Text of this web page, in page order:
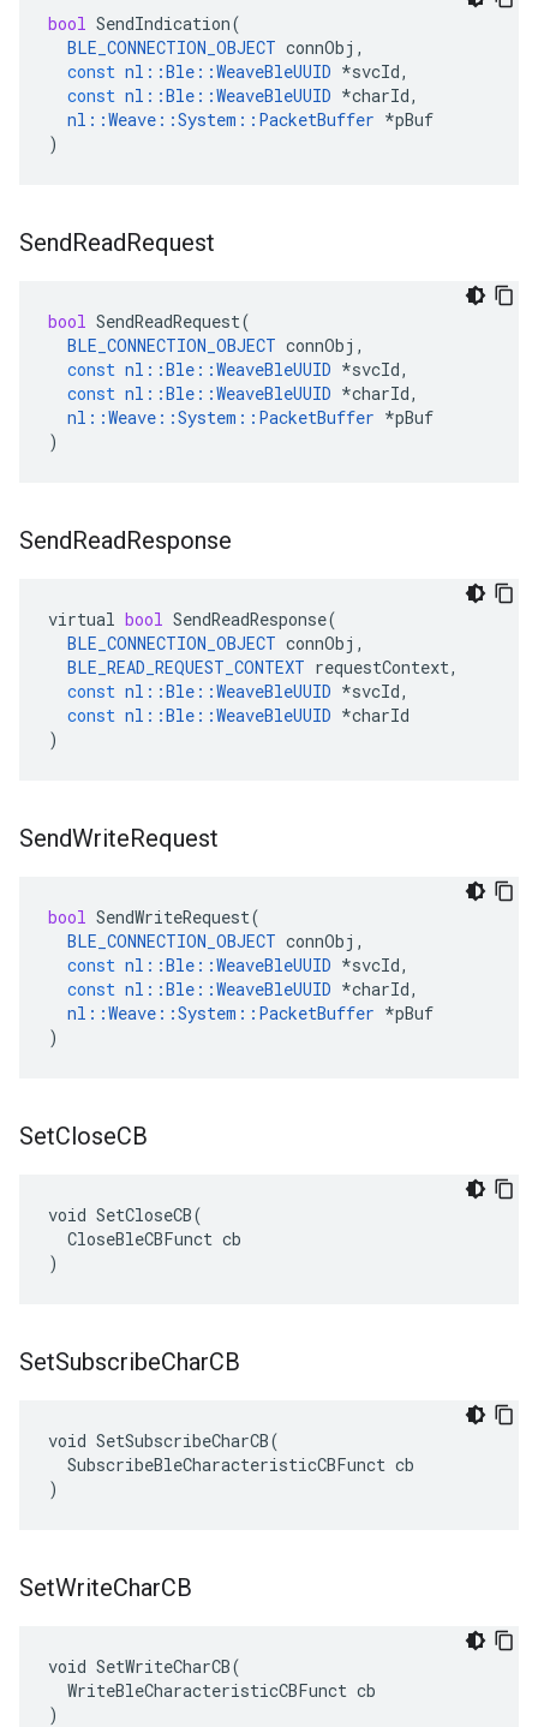
bool SendIndication(
BLE_CONNECTION_OBJECT connObj ,
const nl ::Ble ::WeaveBleUUID *svcId,
const nl ::Ble ::WeaveBleUUID *charId,
nl ::Weave ::System :: PacketBuffer *pBuf
)
SendReadRequest
bool SendReadRequest(
BLE_CONNECTION_OBJECT connObj ,
const nl ::Ble ::WeaveBleUUID *svcId,
const nl ::Ble ::WeaveBleUUID *charId,
nl ::Weave ::System :: PacketBuffer *pBuf
)
SendReadResponse
virtual bool SendReadResponse(
BLE_CONNECTION_OBJECT connObj ,
BLE_READ_REQUEST_CONTEXT requestContext,
const nl ::Ble ::WeaveBleUUID *svcId,
const nl ::Ble ::WeaveBleUUID *charId
)
SendWriteRequest
bool SendWriteRequest(
BLE_CONNECTION_OBJECT connObj ,
const nl ::Ble ::WeaveBleUUID *svcId,
const nl ::Ble ::WeaveBleUUID *charId,
nl ::Weave ::System :: PacketBuffer *pBuf
)
SetCloseCB
void SetCloseCB(
  CloseBleCBFunct cb
)
SetSubscribeCharCB
void SetSubscribeCharCB(
  SubscribeBleCharacteristicCBFunct cb
)
SetWriteCharCB
void SetWriteCharCB(
  WriteBleCharacteristicCBFunct cb
)